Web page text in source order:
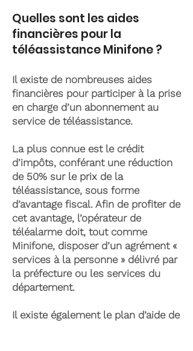
Quelles sont les aides
financières pour la
téléassistance Minifone ?
Il existe de nombreuses aides
financières pour participer à la prise
en charge d’un abonnement au
service de téléassistance.
La plus connue est le crédit
d’impôts, conférant une réduction
de 50% sur le prix de la
téléassistance, sous forme
d’avantage fiscal. Afin de profiter de
cet avantage, l’opérateur de
téléalarme doit, tout comme
Minifone, disposer d’un agrément «
services à la personne » délivré par
la préfecture ou les services du
département.
Il existe également le plan d’aide de